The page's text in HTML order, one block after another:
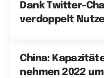
Dank Twitter-
verdoppelt
China:
nehmen 2022